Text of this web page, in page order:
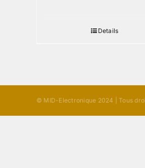
Details
© MID-Electronique 2024 | Tous